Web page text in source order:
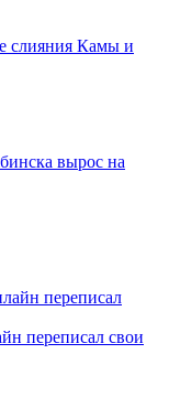
слияния Камы и
вырос на
переписал свои